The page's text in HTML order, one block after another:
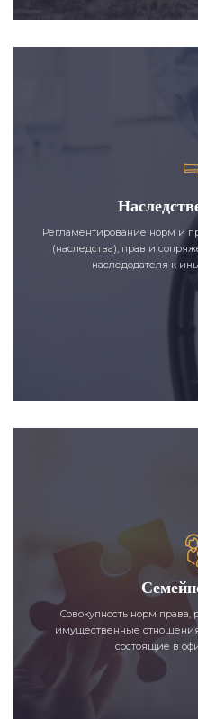
Регламентирование норм и
(наследства), прав и
наследодателя к
Совокупность норм
имущественные
состоящие в